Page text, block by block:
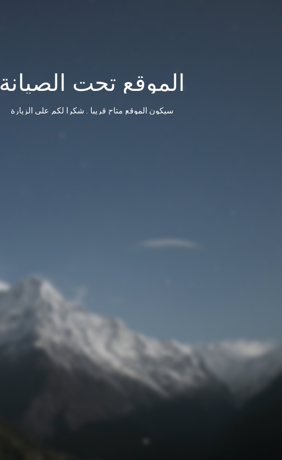
الموقع تحت الصيانة
سيكون الموقع متاح قريبا . شكرا لكم على الزيارة